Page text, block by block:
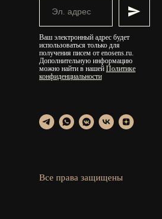
Ваш электронный адрес будет
использоваться только для
получения писем от enosens.ru.
Дополнительную информацию
можно найти в нашей Политике
конфиденциальности
Все права защищены